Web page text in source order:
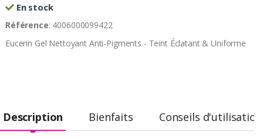
En stock
Référence: 4006000099422
Eucerin Gel Nettoyant Anti-Pigments - Teint Éclatant & Uniforme
Description Bienfaits Conseils d'utilisation